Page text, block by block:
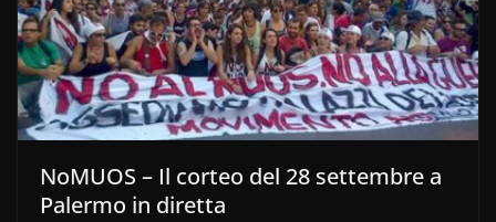
NoMUOS – Il corteo del 28 settembre a
Palermo in diretta